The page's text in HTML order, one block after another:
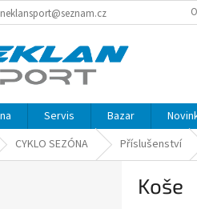
neklansport@seznam.cz
Servis Bazar
CYKLO SEZÓNA Příslušenství
Koše